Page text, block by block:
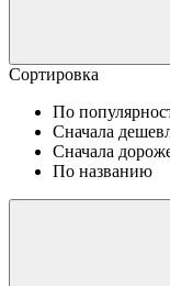
Сортировка
По
Сначала
Сначала
По названию